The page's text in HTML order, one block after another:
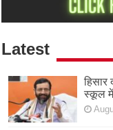
Latest
स्कूल में